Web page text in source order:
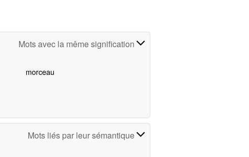
Mots avec la même signification
morceau
Mots liés par leur sémantique